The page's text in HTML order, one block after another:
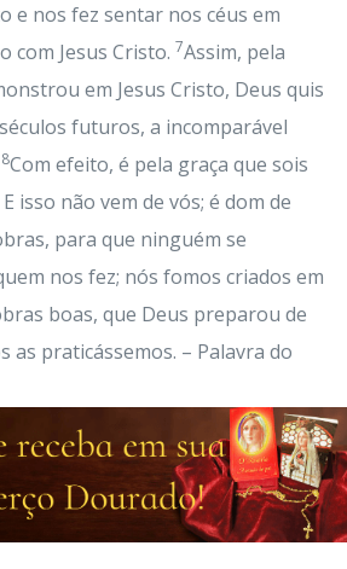
e nos fez sentar nos céus em
com Jesus Cristo. 7Assim, pela
em Jesus Cristo, Deus quis
futuros, a incomparável
8Com efeito, é pela graça que sois
isso não vem de vós; é dom de
para que ninguém se
nos fez; nós fomos criados em
boas, que Deus preparou de
as praticássemos. – Palavra do